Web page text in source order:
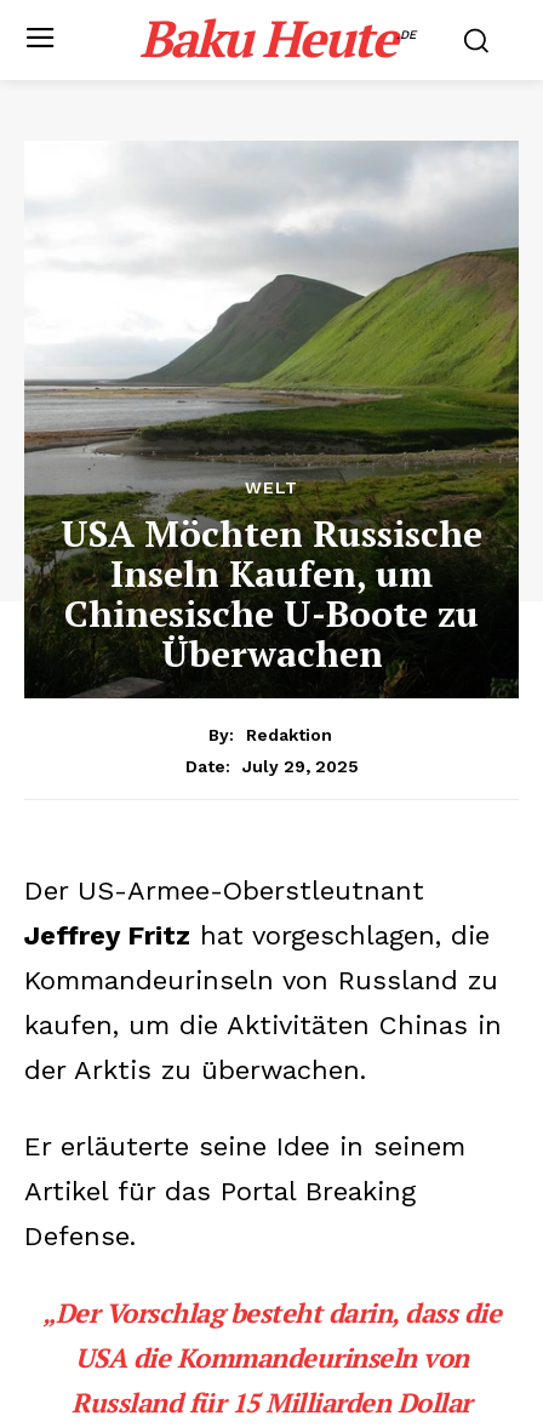
Baku Heute.DE
WELT
USA Möchten Russische
Inseln Kaufen, um
Chinesische U-Boote zu
Überwachen
By:
Redaktion
Date:
July 29, 2025
Der US-Armee-Oberstleutnant
Jeffrey Fritz hat vorgeschlagen, die
Kommandeurinseln von Russland zu
kaufen, um die Aktivitäten Chinas in
der Arktis zu überwachen.
Er erläuterte seine Idee in seinem
Artikel für das Portal Breaking
Defense.
„Der Vorschlag besteht darin, dass die
USA die Kommandeurinseln von
Russland für 15 Milliarden Dollar